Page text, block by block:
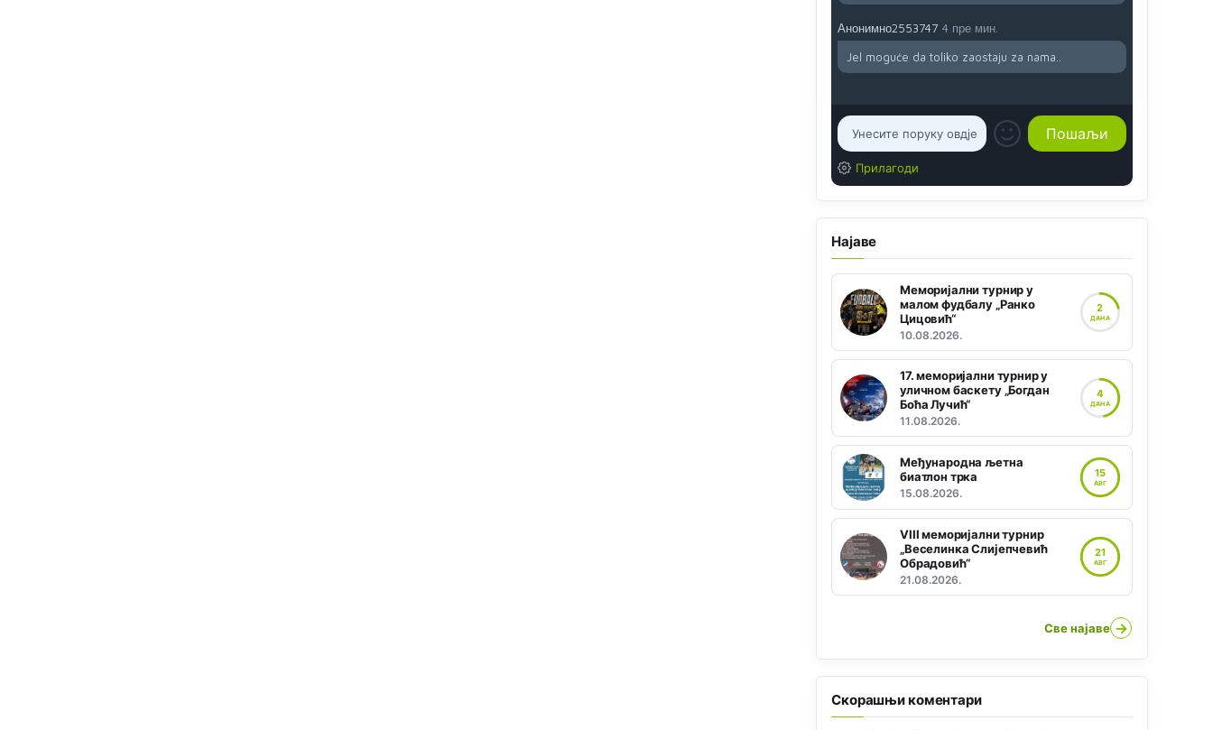
Анонимно2553747 4 пре мин.
Jel moguće da toliko zaostaju za nama..
Прилагоди
Најаве
Меморијални турнир у
малом фудбалу „Ранко
Цицовић“
10.08.2026.
2
ДАНА
17. меморијални турнир у
уличном баскету „Богдан
Боћа Лучић“
11.08.2026.
4
ДАНА
Међународна љетна
биатлон трка
15.08.2026.
15
АВГ
VIII меморијални турнир
„Веселинка Слијепчевић
Обрадовић“
21.08.2026.
21
АВГ
Све најаве →
Скорашњи коментари